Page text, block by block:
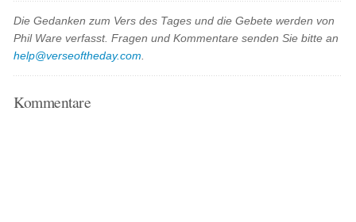
Die Gedanken zum Vers des Tages und die Gebete werden von
Phil Ware verfasst. Fragen und Kommentare senden Sie bitte an
help@verseoftheday.com
Kommentare